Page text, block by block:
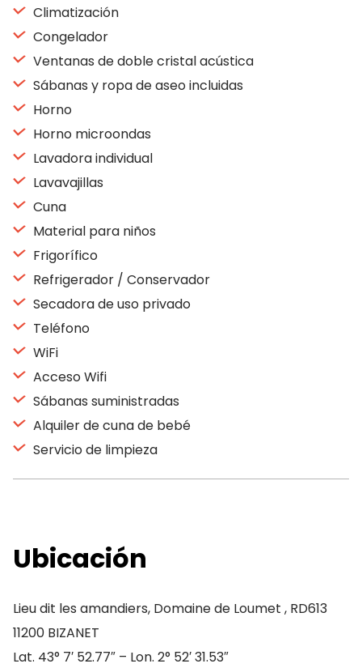
Climatización
Congelador
Ventanas de doble cristal acústica
Sábanas y ropa de aseo incluidas
Horno
Horno microondas
Lavadora individual
Lavavajillas
Cuna
Material para niños
Frigorífico
Refrigerador / Conservador
Secadora de uso privado
Teléfono
WiFi
Acceso Wifi
Sábanas suministradas
Alquiler de cuna de bebé
Servicio de limpieza
Ubicación
Lieu dit les amandiers, Domaine de Loumet , RD613
11200 BIZANET
Lat. 43° 7′ 52.77″ – Lon. 2° 52′ 31.53″